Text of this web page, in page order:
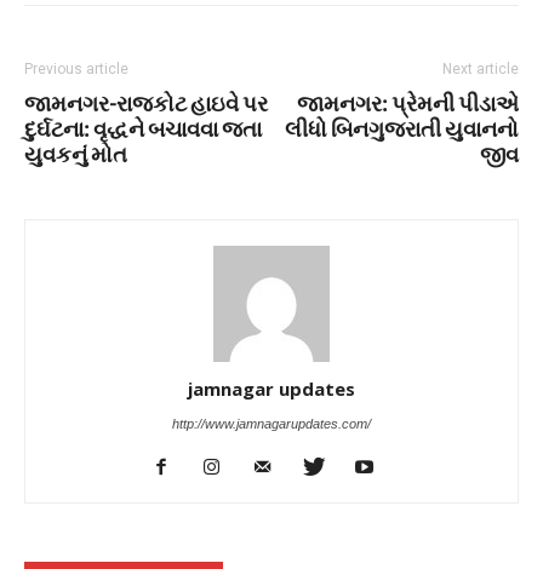
Previous article
જામનગર-રાજકોટ હાઇવે પર
દુર્ઘટના: વૃદ્ધને બચાવવા જતા
યુવકનું મોત
Next article
જામનગર: પ્રેમની પીડાએ
લીધો બિનગુજરાતી યુવાનનો
જીવ
jamnagar updates
http://www.jamnagarupdates.com/